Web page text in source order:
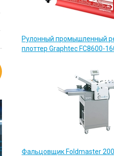
Рулонный промышленный
плоттер Graphtec FC8600-
Фальцовщик Foldmaster